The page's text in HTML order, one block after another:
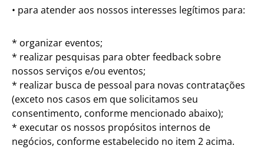
• para atender aos nossos interesses legítimos para:
* organizar eventos;
* realizar pesquisas para obter feedback sobre
nossos serviços e/ou eventos;
* realizar busca de pessoal para novas contratações
(exceto nos casos em que solicitamos seu
consentimento, conforme mencionado abaixo);
* executar os nossos propósitos internos de
negócios, conforme estabelecido no item 2 acima.